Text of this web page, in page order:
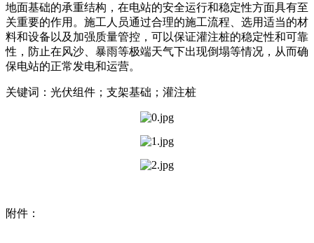
地面基础的承重结构，在电站的安全运行和稳定性方面具有至
关重要的作用。施工人员通过合理的施工流程、选用适当的材
料和设备以及加强质量管控，可以保证灌注桩的稳定性和可靠
性，防止在风沙、暴雨等极端天气下出现倒塌等情况，从而确
保电站的正常发电和运营。
关键词：光伏组件；支架基础；灌注桩
附件：